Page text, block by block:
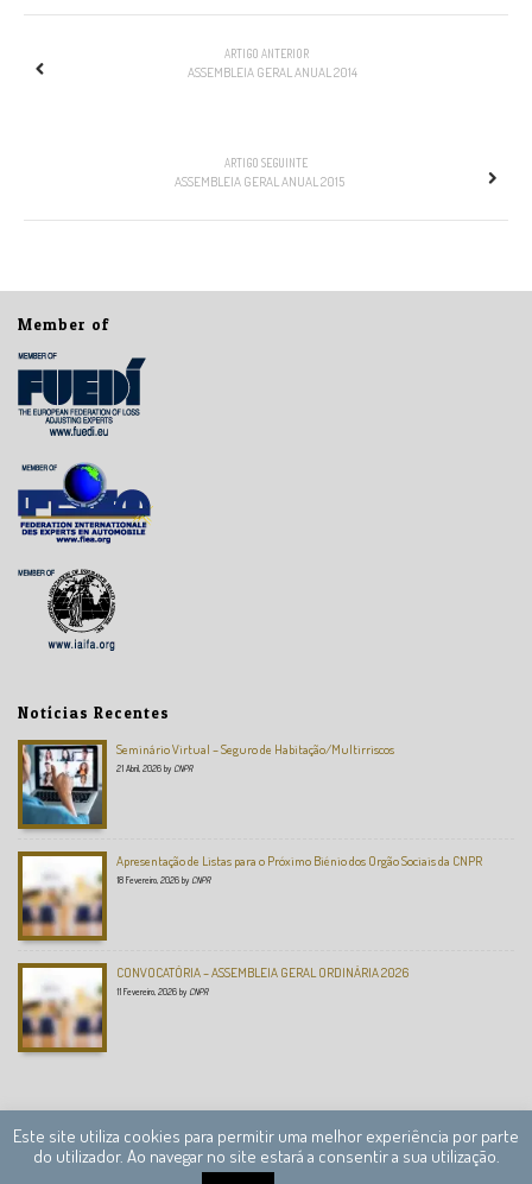
ARTIGO ANTERIOR
ASSEMBLEIA GERAL ANUAL 2014
ARTIGO SEGUINTE
ASSEMBLEIA GERAL ANUAL 2015
Member of
Notícias Recentes
Seminário Virtual – Seguro de Habitação/Multirriscos
21 Abril, 2026 by CNPR
Apresentação de Listas para o Próximo Biénio dos Orgão Sociais da CNPR
18 Fevereiro, 2026 by CNPR
CONVOCATÓRIA – ASSEMBLEIA GERAL ORDINÁRIA 2026
11 Fevereiro, 2026 by CNPR
Câmara Nacional de Peritos Reguladores © 2013 – 2020 Todos os direitos reservados.
Este site utiliza cookies para permitir uma melhor experiência por parte
do utilizador. Ao navegar no site estará a consentir a sua utilização.